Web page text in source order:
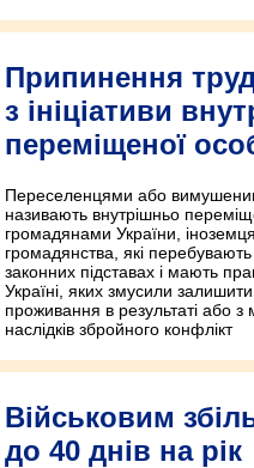
Припинення
з ініціативи
переміщеної
Переселенцями або
називають внутрішньо
громадянами України,
громадянства, які перебувають
законних підставах і мають
Україні, яких змусили
проживання в результаті або
наслідків збройного конфлікт
Військовим
до 40 днів на рік